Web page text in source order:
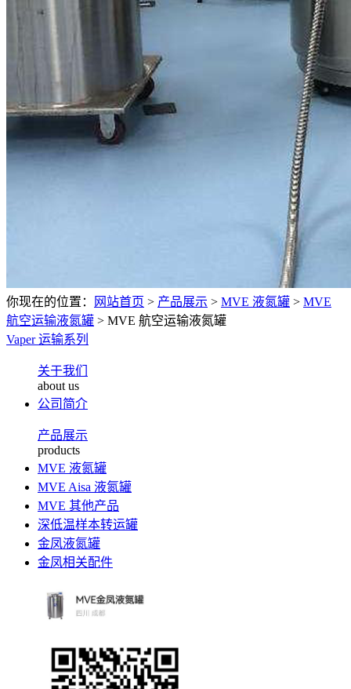
你现在的位置： 网站首页 > 产品展示 > MVE 液氮罐 > MVE
航空运输液氮罐 > MVE 航空运输液氮罐
Vaper 运输系列
关于我们
about us
公司简介
产品展示
products
MVE 液氮罐
MVE Aisa 液氮罐
MVE 其他产品
深低温样本转运罐
金凤液氮罐
金凤相关配件